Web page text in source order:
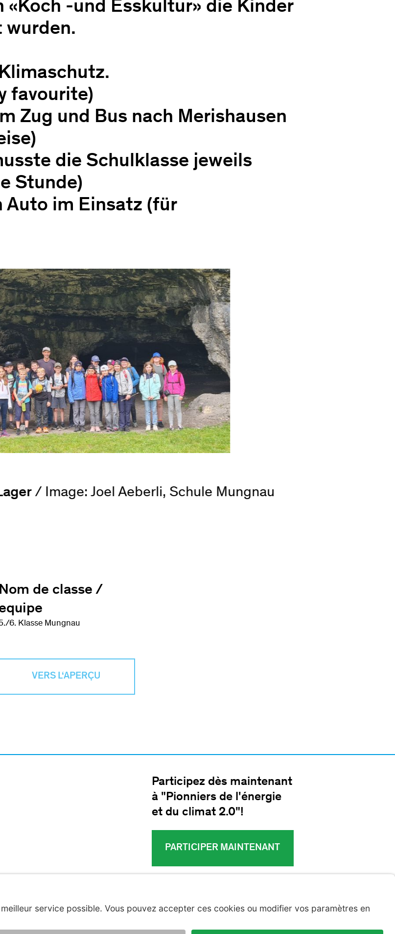
«Koch -und Esskultur» die Kinder
wurden.
favourite)
Zug und Bus nach Merishausen
die Schulklasse jeweils
Stunde)
Auto im Einsatz (für
/ Image: Joel Aeberli, Schule Mungnau
Nom de classe /
6. Klasse Mungnau
VERS L‘APERÇU
Participez dès maintenant
à "Pionniers de l'énergie
et du climat 2.0"!
PARTICIPER MAINTENANT